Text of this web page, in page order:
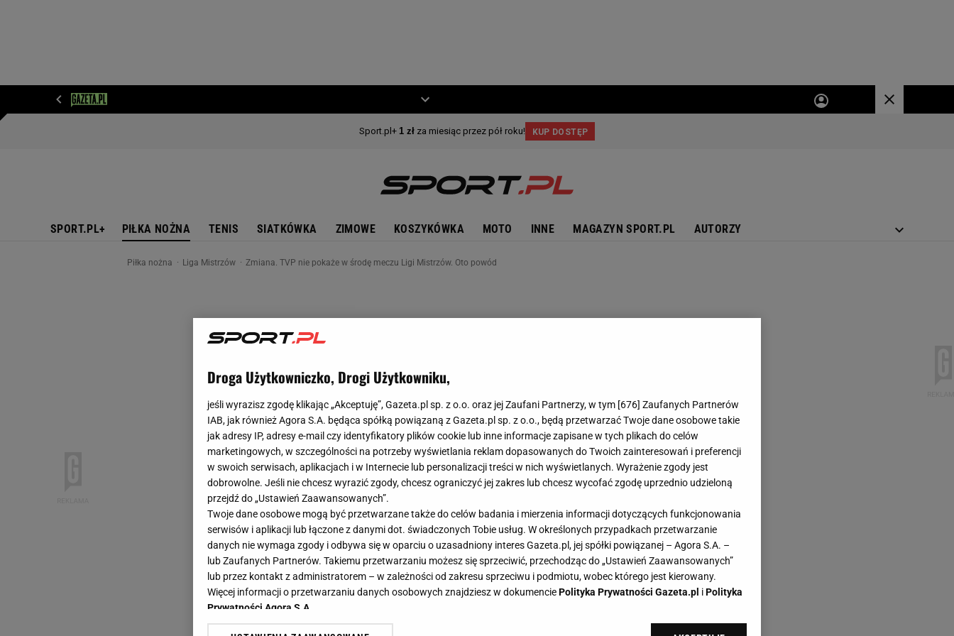
SPORT.PL+ PIŁKA NOŻNA TENIS SIATKÓWKA ZIMOWE KOSZYKÓWKA MOTO INNE MAGAZYN SPORT.PL AUTORZY
Piłka nożna Liga Mistrzów Zmiana. TVP nie pokaże w środę meczu Ligi Mistrzów. Oto powód
Droga Użytkowniczko, Drogi Użytkowniku,
jeśli wyrazisz zgodę klikając „Akceptuję”, Gazeta.pl sp. z o.o. oraz jej Zaufani Partnerzy, w tym [676] Zaufanych Partnerów
IAB, jak również Agora S.A. będąca spółką powiązaną z Gazeta.pl sp. z o.o., będą przetwarzać Twoje dane osobowe takie
jak adresy IP, adresy e-mail czy identyfikatory plików cookie lub inne informacje zapisane w tych plikach do celów
marketingowych, w szczególności na potrzeby wyświetlania reklam dopasowanych do Twoich zainteresowań i preferencji
w swoich serwisach, aplikacjach i w Internecie lub personalizacji treści w nich wyświetlanych. Wyrażenie zgody jest
dobrowolne. Jeśli nie chcesz wyrazić zgody, chcesz ograniczyć jej zakres lub chcesz wycofać zgodę uprzednio udzieloną
przejdź do „Ustawień Zaawansowanych”.
Twoje dane osobowe mogą być przetwarzane także do celów badania i mierzenia informacji dotyczących funkcjonowania
serwisów i aplikacji lub łączone z danymi dot. świadczonych Tobie usług. W określonych przypadkach przetwarzanie
danych nie wymaga zgody i odbywa się w oparciu o uzasadniony interes Gazeta.pl, jej spółki powiązanej – Agora S.A. –
lub Zaufanych Partnerów. Takiemu przetwarzaniu możesz się sprzeciwić, przechodząc do „Ustawień Zaawansowanych”
lub przez kontakt z administratorem – w zależności od zakresu sprzeciwu i podmiotu, wobec którego jest kierowany.
Więcej informacji o przetwarzaniu danych osobowych znajdziesz w dokumenciePolityka Prywatności Gazeta.pl iPolityka
Prywatności Agora S.A.